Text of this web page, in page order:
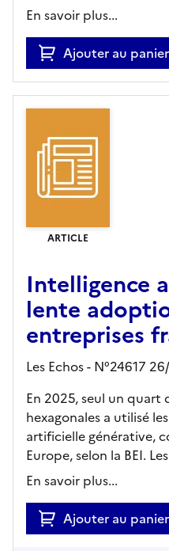
En savoir plus...
Ajouter au panier
ARTICLE
Intelligence
lente
entreprises
Les Echos - N°24617
En 2025, seul un quart
hexagonales a utilisé
artificielle générative,
Europe, selon la BEI.
En savoir plus...
Ajouter au panier